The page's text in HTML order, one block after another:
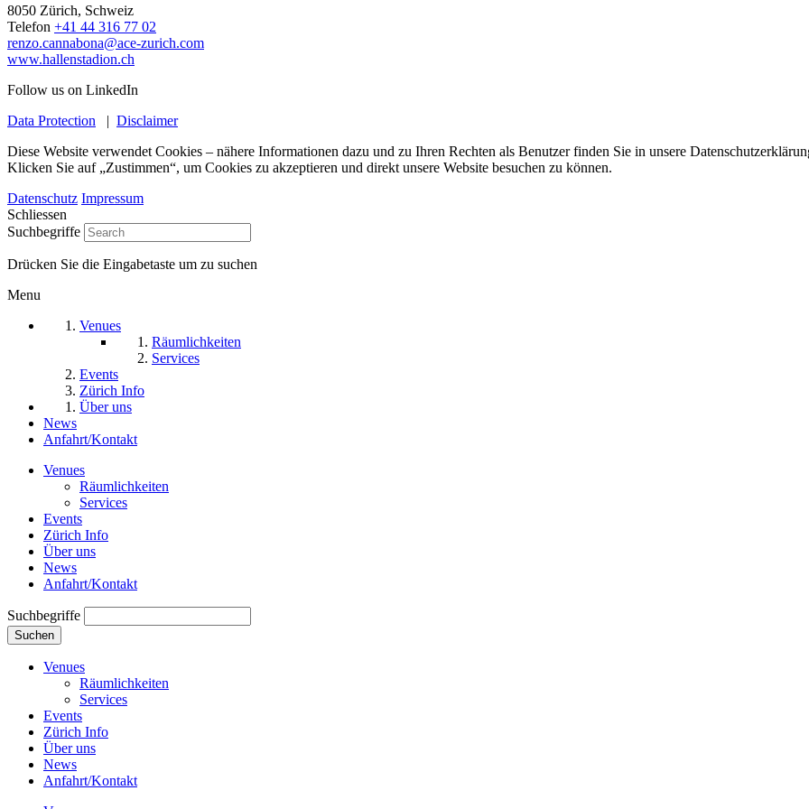
8050 Zürich, Schweiz
Telefon +41 44 316 77 02
renzo.cannabona@ace-zurich.com
www.hallenstadion.ch
Follow us on LinkedIn
Data Protection | Disclaimer
Diese Website verwendet Cookies – nähere Informationen dazu und zu Ihren Rechten als Benutzer finden Sie in unsere
Klicken Sie auf „Zustimmen“, um Cookies zu akzeptieren und direkt unsere Website besuchen zu können.
Datenschutz Impressum
Schliessen
Suchbegriffe
Drücken Sie die Eingabetaste um zu suchen
Menu
Venues
Räumlichkeiten
Services
Events
Zürich Info
Über uns
News
Anfahrt/Kontakt
Venues
Räumlichkeiten
Services
Events
Zürich Info
Über uns
News
Anfahrt/Kontakt
Suchbegriffe
Suchen
Venues
Räumlichkeiten
Services
Events
Zürich Info
Über uns
News
Anfahrt/Kontakt